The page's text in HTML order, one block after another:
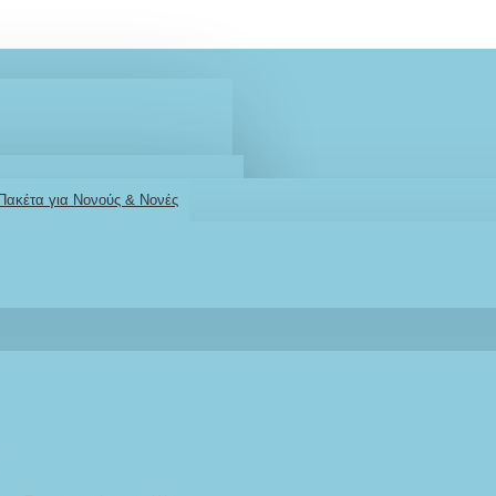
για Νονούς & Νονές